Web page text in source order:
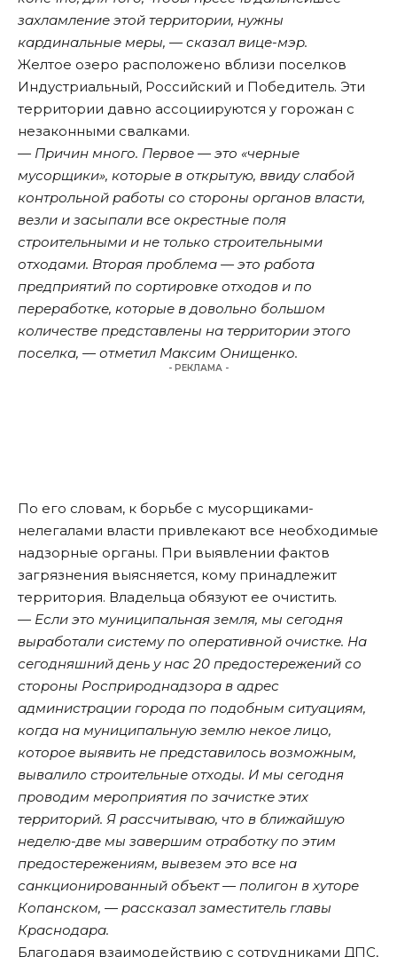
захламление этой территории, нужны
кардинальные меры, — сказал вице-мэр.
Желтое озеро расположено вблизи поселков
Индустриальный, Российский и Победитель. Эти
территории давно ассоциируются у горожан с
незаконными свалками.
— Причин много. Первое — это «черные
мусорщики», которые в открытую, ввиду слабой
контрольной работы со стороны органов власти,
везли и засыпали все окрестные поля
строительными и не только строительными
отходами. Вторая проблема — это работа
предприятий по сортировке отходов и по
переработке, которые в довольно большом
количестве представлены на территории этого
поселка, — отметил Максим Онищенко.
- РЕКЛАМА -
По его словам, к борьбе с мусорщиками-
нелегалами власти привлекают все необходимые
надзорные органы. При выявлении фактов
загрязнения выясняется, кому принадлежит
территория. Владельца обязуют ее очистить.
— Если это муниципальная земля, мы сегодня
выработали систему по оперативной очистке. На
сегодняшний день у нас 20 предостережений со
стороны Росприроднадзора в адрес
администрации города по подобным ситуациям,
когда на муниципальную землю некое лицо,
которое выявить не представилось возможным,
вывалило строительные отходы. И мы сегодня
проводим мероприятия по зачистке этих
территорий. Я рассчитываю, что в ближайшую
неделю-две мы завершим отработку по этим
предостережениям, вывезем это все на
санкционированный объект — полигон в хуторе
Копанском, — рассказал заместитель главы
Краснодара.
Благодаря взаимодействию с сотрудниками ДПС,